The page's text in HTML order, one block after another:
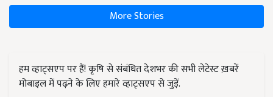
More Stories
हम व्हाट्सएप पर हैं! कृषि से संबंधित देशभर की सभी लेटेस्ट ख़बरें
मोबाइल में पढ़ने के लिए हमारे व्हाट्सएप से जुड़ें.